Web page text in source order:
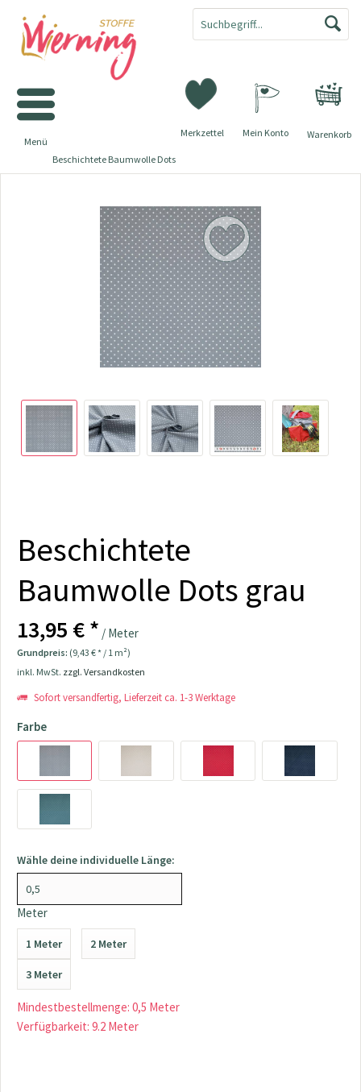
Warenkorb
Merkzettel Mein Konto
Menü
Beschichtete Baumwolle Dots
Beschichtete
Baumwolle Dots grau
13,95 € * / Meter
Grundpreis: (9,43 € * / 1 m²)
inkl. MwSt. zzgl. Versandkosten
Sofort versandfertig, Lieferzeit ca. 1-3 Werktage
Farbe
Wähle deine individuelle Länge:
Meter
1 Meter 2 Meter
3 Meter
Mindestbestellmenge: 0,5 Meter
Verfügbarkeit: 9.2 Meter